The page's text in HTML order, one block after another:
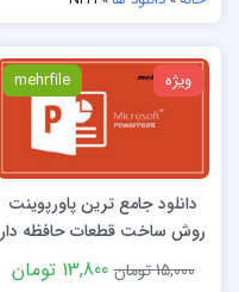
ویژه mehrfile
دانلود جامع ترین پاورپوینت
روش ساخت قطعات حافظه دار
NiTi به روش متالورژی پودر
15,000 تومان 13,800 تومان